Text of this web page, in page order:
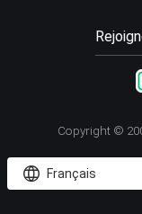
Copyright ©
 Français